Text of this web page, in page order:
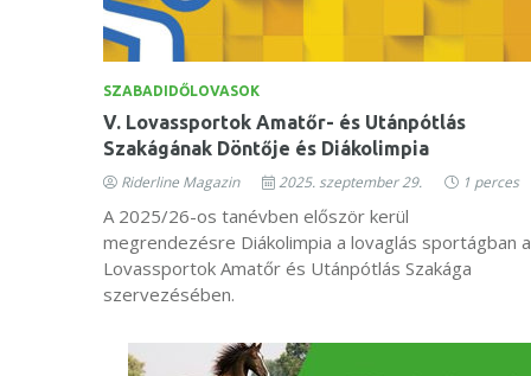
SZABADIDŐLOVASOK
V. Lovassportok Amatőr- és Utánpótlás
Szakágának Döntője és Diákolimpia
Riderline Magazin 2025. szeptember 29. 1 perces
A 2025/26-os tanévben először kerül
megrendezésre Diákolimpia a lovaglás sportágban a
Lovassportok Amatőr és Utánpótlás Szakága
szervezésében.